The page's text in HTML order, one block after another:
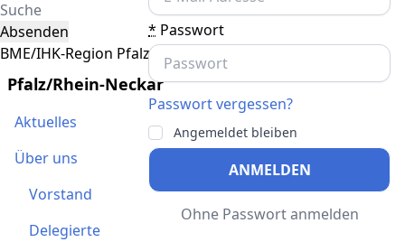
* Passwort
Passwort vergessen?
Angemeldet bleiben
ANMELDEN
Ohne Passwort anmelden
Absenden
BME/IHK-Region Pfalz/Rhein-Neckar
Pfalz/Rhein-Neckar
Aktuelles
Über uns
Vorstand
Delegierte